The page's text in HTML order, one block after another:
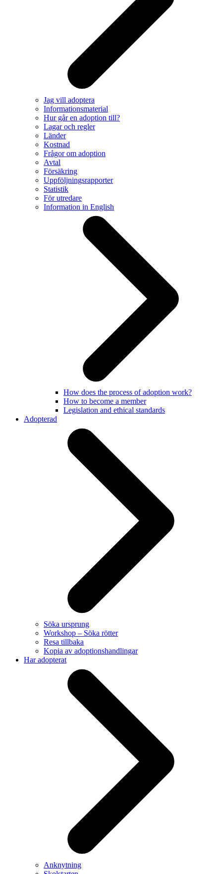
Jag vill adoptera
Informationsmaterial
Hur går en adoption till?
Lagar och regler
Länder
Kostnad
Frågor om adoption
Avtal
Försäkring
Uppföljningsrapporter
Statistik
För utredare
Information in English
How does the process of adoption work?
How to become a member
Legislation and ethical standards
Adopterad
Söka ursprung
Workshop – Söka rötter
Resa tillbaka
Kopia av adoptionshandlingar
Har adopterat
Anknytning